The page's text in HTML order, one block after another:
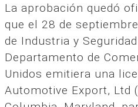
La aprobación quedó
que el 28 de
de Industria y
Departamento de
Unidos emitiera una
Automotive Export, Ltd